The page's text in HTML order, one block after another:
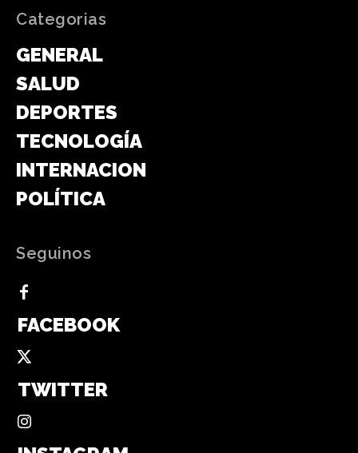
Categorias
GENERAL
SALUD
DEPORTES
TECNOLOGÍA
INTERNACIONAL
POLÍTICA
Seguinos
FACEBOOK
TWITTER